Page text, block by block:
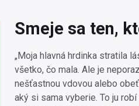
Smeje sa ten,
„Moja hlavná hrdinka stratila
všetko, čo mala. Ale je
nešťastnou vdovou alebo
aký si sama vyberie. To ju